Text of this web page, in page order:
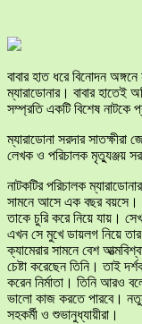
বাবার হাত ধরে বিনোদন
ম্যারাডোনার। বাবার হাতেই
সম্প্রতি একটি বিশেষ নাটকে
ম্যারাডোনা সরদার
লেখক ও পরিচালক মৃত্যুঞ্জয়
নাটকটির পরিচালক
সামনে আসে এক বছর বয়সে।
তাকে চুরি করে নিয়ে যায়।
এখন সে মুখে ডায়লগ নিয়ে
ক্যামেরার সামনে বেশ
চেষ্টা করেছেন তিনি। তাই
করেন নির্মাতা। তিনি আরও
ভালো কাজ করতে পারবে।
সহকর্মী ও শুভানুধ্যায়ীরা।